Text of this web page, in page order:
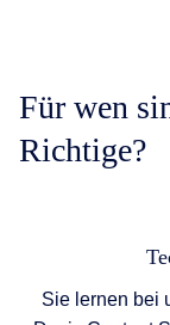
Für wen
Richtige?
Sie lernen bei